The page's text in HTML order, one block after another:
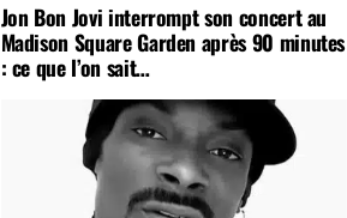
Jon Bon Jovi interrompt son concert au
Madison Square Garden après 90 minutes
: ce que l’on sait…